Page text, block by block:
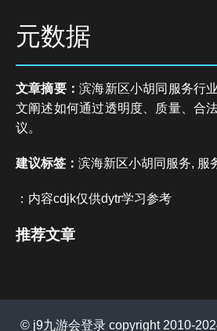
元数据
文章摘要：滨海新区小胡同服务行
文阐述如何通过透明度、质量、合
议。
建议标签： 滨海新区小胡同服务, 服
：内容cdjk仅供dytr学习参考
推荐文章
© j9九游会登录 copyright 2010-